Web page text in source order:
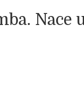
Nace